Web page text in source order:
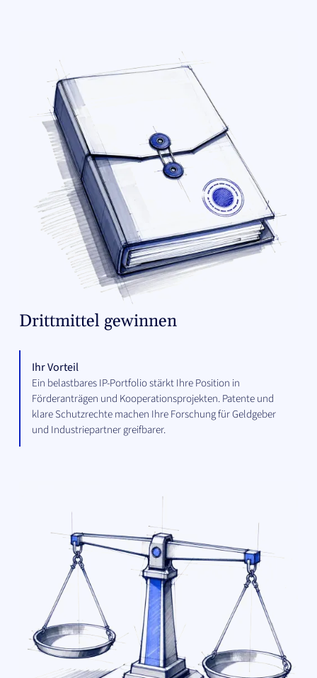
Drittmittel gewinnen
Ihr Vorteil
Ein belastbares IP-Portfolio stärkt Ihre Position in
Förderanträgen und Kooperationsprojekten. Patente und
klare Schutzrechte machen Ihre Forschung für Geldgeber
und Industriepartner greifbarer.